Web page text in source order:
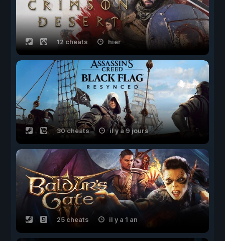
12 cheats hier
30 cheats il y a 9 jours
25 cheats il y a 1 an